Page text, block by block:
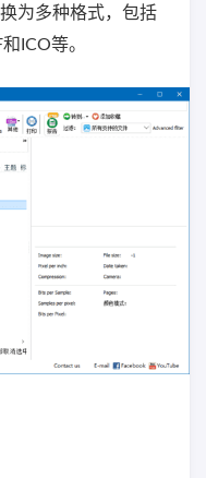
为多种格式，包括
ICO等。